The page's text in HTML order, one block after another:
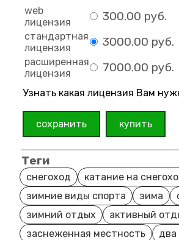
web
лицензия
300.00 руб.
стандартная
лицензия
3000.00 руб.
расширенная
лицензия
7000.00 руб.
Узнать какая лицензия Вам
сохранить купить
Теги
снегоход
катание на
зимние виды спорта
зима
зимний отдых
активный
заснеженная местность
два